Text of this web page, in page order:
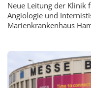
Neue Leitung der Klinik
Angiologie und
Marienkrankenhaus